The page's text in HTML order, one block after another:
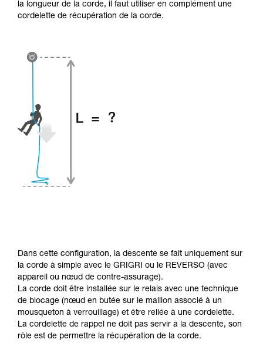
la longueur de la corde, il faut utiliser en complément une
cordelette de récupération de la corde.
Dans cette configuration, la descente se fait uniquement sur
la corde à simple avec le GRIGRI ou le REVERSO (avec
appareil ou nœud de contre-assurage).
La corde doit être installée sur le relais avec une technique
de blocage (nœud en butée sur le maillon associé à un
mousqueton à verrouillage) et être reliée à une cordelette.
La cordelette de rappel ne doit pas servir à la descente, son
rôle est de permettre la récupération de la corde.